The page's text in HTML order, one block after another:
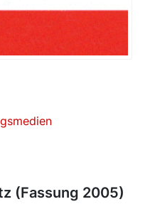
(Fassung 2005)